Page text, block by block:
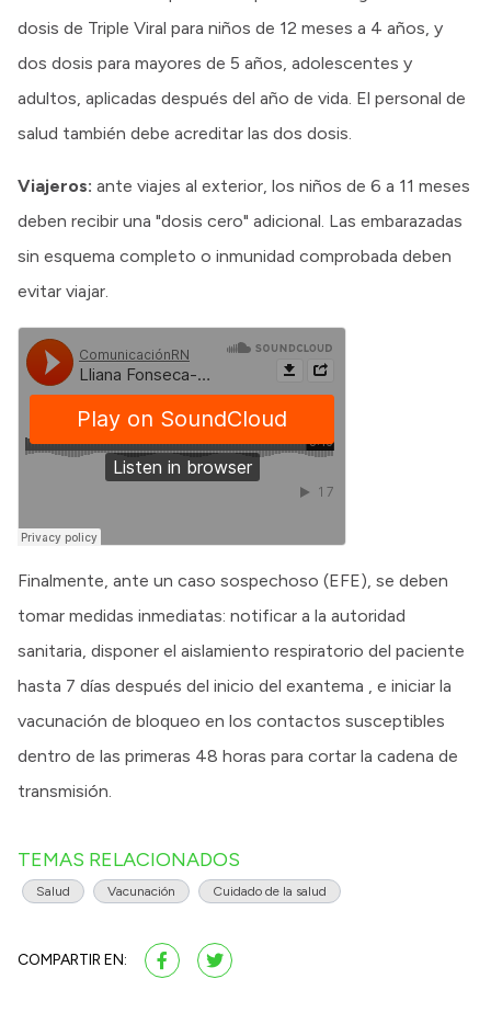
dosis de Triple Viral para niños de 12 meses a 4 años, y
dos dosis para mayores de 5 años, adolescentes y
adultos, aplicadas después del año de vida. El personal de
salud también debe acreditar las dos dosis.
Viajeros: ante viajes al exterior, los niños de 6 a 11 meses
deben recibir una "dosis cero" adicional. Las embarazadas
sin esquema completo o inmunidad comprobada deben
evitar viajar.
Finalmente, ante un caso sospechoso (EFE), se deben
tomar medidas inmediatas: notificar a la autoridad
sanitaria, disponer el aislamiento respiratorio del paciente
hasta 7 días después del inicio del exantema , e iniciar la
vacunación de bloqueo en los contactos susceptibles
dentro de las primeras 48 horas para cortar la cadena de
transmisión.
TEMAS RELACIONADOS
Salud Vacunación Cuidado de la salud
COMPARTIR EN: